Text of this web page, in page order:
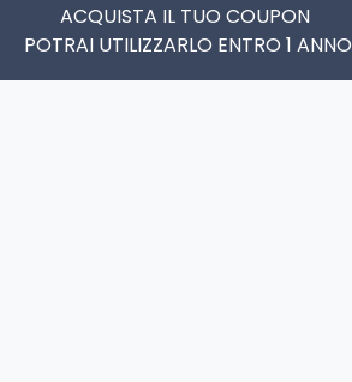
ACQUISTA IL TUO COUPON
POTRAI UTILIZZARLO ENTRO 1 ANNO